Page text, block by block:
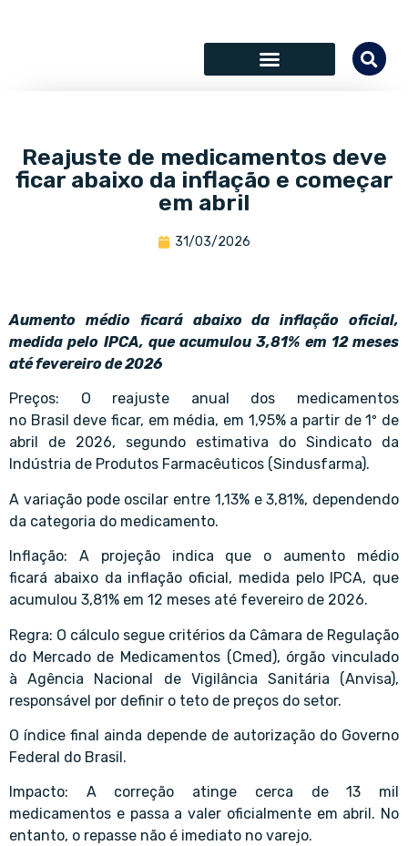
Reajuste de medicamentos deve
ficar abaixo da inflação e começar
em abril
31/03/2026
Aumento médio ficará abaixo da inflação oficial,
medida pelo IPCA, que acumulou 3,81% em 12 meses
até fevereiro de 2026
Preços: O reajuste anual dos medicamentos
no Brasil deve ficar, em média, em 1,95% a partir de 1º de
abril de 2026, segundo estimativa do Sindicato da
Indústria de Produtos Farmacêuticos (Sindusfarma).
A variação pode oscilar entre 1,13% e 3,81%, dependendo
da categoria do medicamento.
Inflação: A projeção indica que o aumento médio
ficará abaixo da inflação oficial, medida pelo IPCA, que
acumulou 3,81% em 12 meses até fevereiro de 2026.
Regra: O cálculo segue critérios da Câmara de Regulação
do Mercado de Medicamentos (Cmed), órgão vinculado
à Agência Nacional de Vigilância Sanitária (Anvisa),
responsável por definir o teto de preços do setor.
O índice final ainda depende de autorização do Governo
Federal do Brasil.
Impacto: A correção atinge cerca de 13 mil
medicamentos e passa a valer oficialmente em abril. No
entanto, o repasse não é imediato no varejo.